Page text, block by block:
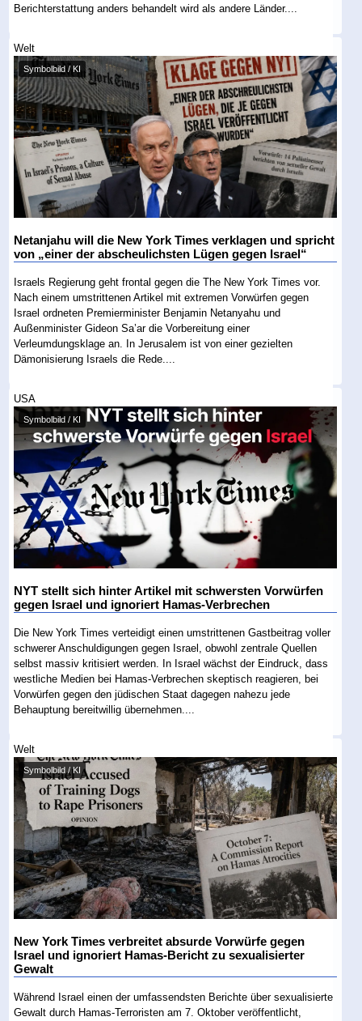
Berichterstattung anders behandelt wird als andere Länder....
Welt
Symbolbild / KI
Netanjahu will die New York Times verklagen und spricht
von „einer der abscheulichsten Lügen gegen Israel“
Israels Regierung geht frontal gegen die The New York Times vor.
Nach einem umstrittenen Artikel mit extremen Vorwürfen gegen
Israel ordneten Premierminister Benjamin Netanyahu und
Außenminister Gideon Sa’ar die Vorbereitung einer
Verleumdungsklage an. In Jerusalem ist von einer gezielten
Dämonisierung Israels die Rede....
USA
Symbolbild / KI
NYT stellt sich hinter Artikel mit schwersten Vorwürfen
gegen Israel und ignoriert Hamas-Verbrechen
Die New York Times verteidigt einen umstrittenen Gastbeitrag voller
schwerer Anschuldigungen gegen Israel, obwohl zentrale Quellen
selbst massiv kritisiert werden. In Israel wächst der Eindruck, dass
westliche Medien bei Hamas-Verbrechen skeptisch reagieren, bei
Vorwürfen gegen den jüdischen Staat dagegen nahezu jede
Behauptung bereitwillig übernehmen....
Welt
Symbolbild / KI
New York Times verbreitet absurde Vorwürfe gegen
Israel und ignoriert Hamas-Bericht zu sexualisierter
Gewalt
Während Israel einen der umfassendsten Berichte über sexualisierte
Gewalt durch Hamas-Terroristen am 7. Oktober veröffentlicht,